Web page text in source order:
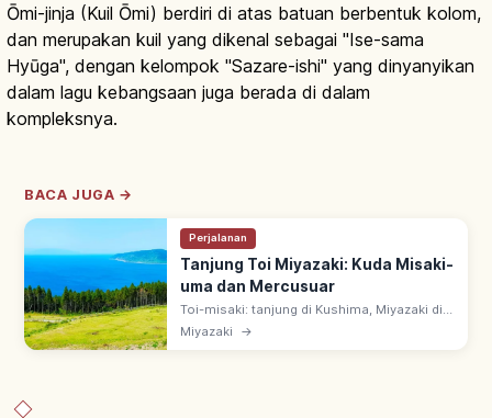
Ōmi-jinja (Kuil Ōmi) berdiri di atas batuan berbentuk kolom,
dan merupakan kuil yang dikenal sebagai "Ise-sama
Hyūga", dengan kelompok "Sazare-ishi" yang dinyanyikan
dalam lagu kebangsaan juga berada di dalam
kompleksnya.
BACA JUGA →
Perjalanan
Tanjung Toi Miyazaki: Kuda Misaki-
uma dan Mercusuar
Toi-misaki: tanjung di Kushima, Miyazaki di
Taman Pesisir Nichinan. Habitat kuda liar
Misaki-uma (90–110 ekor; monumen alam
Miyazaki →